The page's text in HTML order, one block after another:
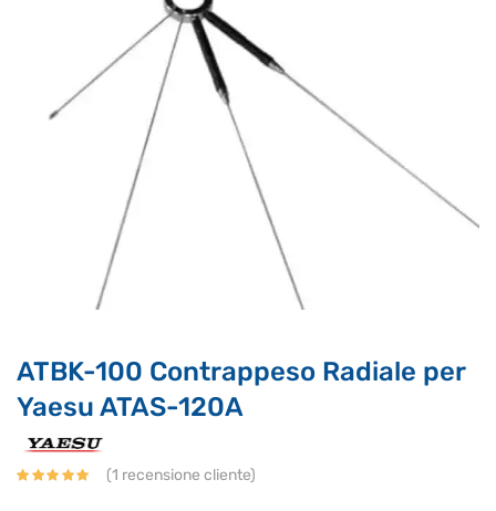
ATBK-100 Contrappeso Radiale per
Yaesu ATAS-120A
(1 recensione cliente)
Supporto clienti
Ciao, Come posso aiutarti?
Puoi chiedermi informazioni generali o specifiche su certi
assicurati di indicarne il nome completo